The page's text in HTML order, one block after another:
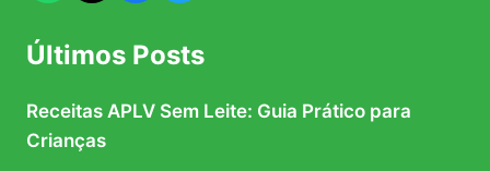
Últimos Posts
Receitas APLV Sem Leite: Guia Prático para
Crianças